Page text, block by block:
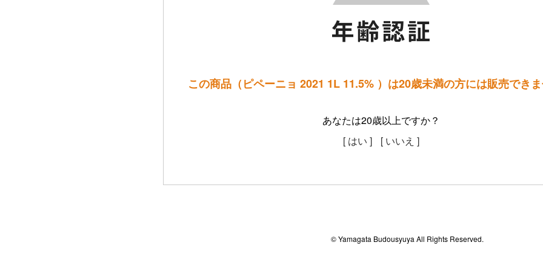
この商品（ピペーニョ 2021 1L 11.5% ）は20歳未満の方には販売でき
あなたは20歳以上ですか？
[ はい ]
[ いいえ ]
© Yamagata Budousyuya All Rights Reserved.